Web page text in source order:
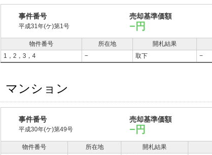
事件番号
平成31年(ケ)第1号
売却基準価額
−円
物件番号 所在地 開札結果
1，2，3，4
− 取下 −
マンション
事件番号
平成30年(ケ)第49号
売却基準価額
−円
物件番号 所在地 開札結果